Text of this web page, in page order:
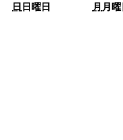
日 日曜日 月 月曜